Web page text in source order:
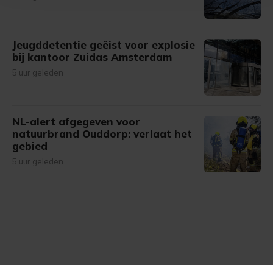
onze cookiepagina kun je ons cookiebeleid bekijken en je
Jeugddetentie geëist voor explosie
bij kantoor Zuidas Amsterdam
5 uur geleden
NL-alert afgegeven voor
natuurbrand Ouddorp: verlaat het
gebied
5 uur geleden